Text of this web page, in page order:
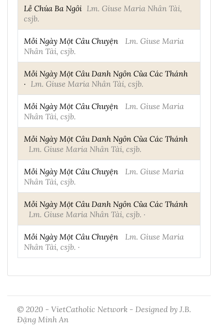
Lễ Chúa Ba Ngôi Lm. Giuse Maria Nhân Tài,
csjb.
Mỗi Ngày Một Câu Chuyện
Lm. Giuse Maria
Nhân Tài, csjb.
Mỗi Ngày Một Câu Danh Ngôn Của Các Thánh
· Lm. Giuse Maria Nhân Tài, csjb.
Mỗi Ngày Một Câu Chuyện
Lm. Giuse Maria
Nhân Tài, csjb.
Mỗi Ngày Một Câu Danh Ngôn Của Các Thánh
Lm. Giuse Maria Nhân Tài, csjb.
Mỗi Ngày Một Câu Chuyện
Lm. Giuse Maria
Nhân Tài, csjb.
Mỗi Ngày Một Câu Danh Ngôn Của Các Thánh
Lm. Giuse Maria Nhân Tài, csjb. ·
Mỗi Ngày Một Câu Chuyện
Lm. Giuse Maria
Nhân Tài, csjb. ·
© 2020 - VietCatholic Network - Designed by J.B.
Đặng Minh An